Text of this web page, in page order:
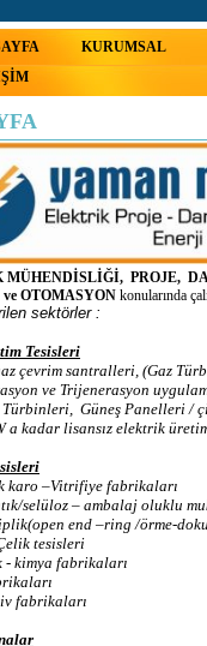
KURUMSAL
MÜHENDİSLİĞİ, PROJE,
OTOMASYON konularında
sektörler :
Tesisleri
çevrim santralleri, (Gaz
ve Trijenerasyon
Güneş Panelleri /
kadar lisansız elektrik
–Vitrifiye fabrikaları
selüloz – ambalaj oluklu
end –ring /örme-
tesisleri
kimya fabrikaları
fabrikaları